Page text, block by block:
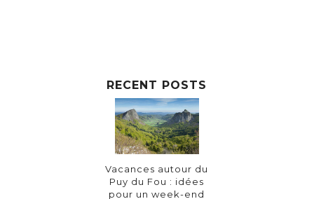
RECENT POSTS
Vacances autour du
Puy du Fou : idées
pour un week-end